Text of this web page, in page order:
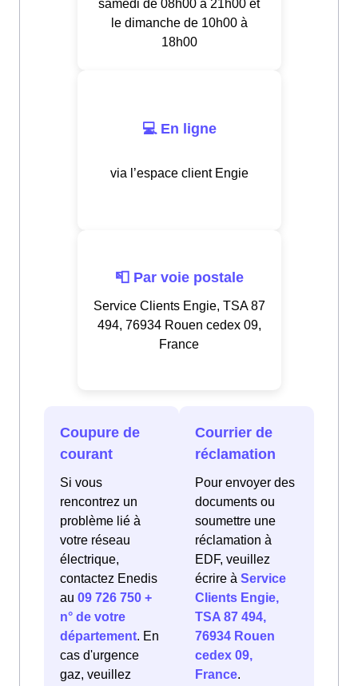
samedi de 08h00 à 21h00 et
le dimanche de 10h00 à
18h00
💻 En ligne
via l’espace client Engie
📮 Par voie postale
Service Clients Engie, TSA 87
494, 76934 Rouen cedex 09,
France
Coupure de
courant
Si vous
rencontrez un
problème lié à
votre réseau
électrique,
contactez Enedis
au 09 726 750 +
n° de votre
département. En
cas d'urgence
gaz, veuillez
Courrier de
réclamation
Pour envoyer des
documents ou
soumettre une
réclamation à
EDF, veuillez
écrire à Service
Clients Engie,
TSA 87 494,
76934 Rouen
cedex 09,
France.